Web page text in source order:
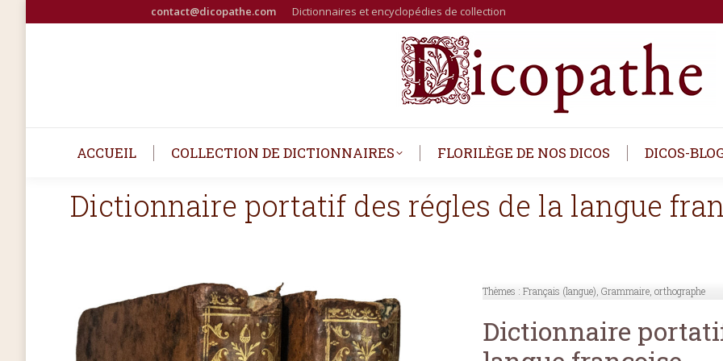
contact@dicopathe.com Dictionnaires et encyclopédies de collection
ACCUEIL COLLECTION DE DICTIONNAIRES FLORILÈGE DE NOS DICOS DICOS-
Dictionnaire portatif des régles de la langue
Thèmes : Français (langue), Grammaire, orthographe
Dictionnaire